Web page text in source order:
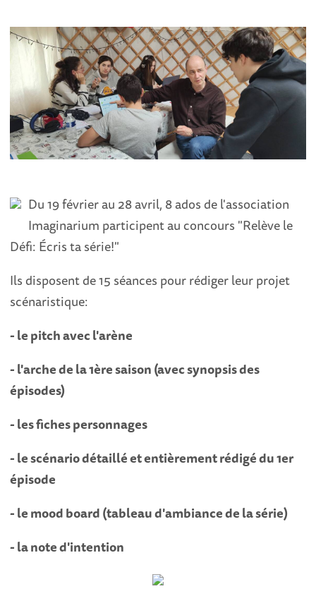
Du 19 février au 28 avril, 8 ados de l'association
Imaginarium participent au concours "Relève le
Défi: Écris ta série!"
Ils disposent de 15 séances pour rédiger leur projet
scénaristique:
- le pitch avec l'arène
- l'arche de la 1ère saison (avec synopsis des
épisodes)
- les fiches personnages
- le scénario détaillé et entièrement rédigé du 1er
épisode
- le mood board (tableau d'ambiance de la série)
- la note d'intention